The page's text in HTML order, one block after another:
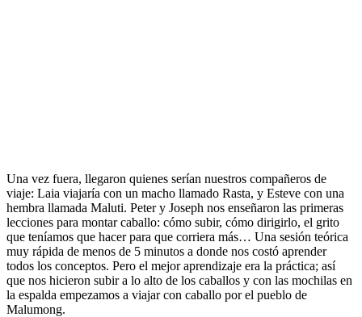
Una vez fuera, llegaron quienes serían nuestros compañeros de
viaje: Laia viajaría con un macho llamado Rasta, y Esteve con una
hembra llamada Maluti. Peter y Joseph nos enseñaron las primeras
lecciones para montar caballo: cómo subir, cómo dirigirlo, el grito
que teníamos que hacer para que corriera más… Una sesión teórica
muy rápida de menos de 5 minutos a donde nos costó aprender
todos los conceptos. Pero el mejor aprendizaje era la práctica; así
que nos hicieron subir a lo alto de los caballos y con las mochilas en
la espalda empezamos a viajar con caballo por el pueblo de
Malumong.